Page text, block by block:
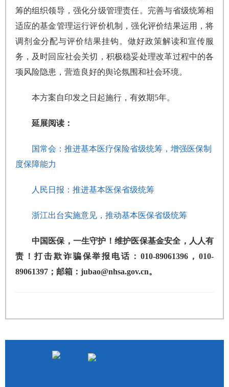
筹的组织领导，强化分级管理责任。完善与省级统筹相
适应的基金管理运行评价机制，强化评价结果运用，将
调剂金分配与评价结果挂钩。做好政策解读和宣传服
务，及时回应社会关切，积极稳妥处理改革过程中的各
项风险隐患，营造良好的舆论氛围和社会环境。
本方案自印发之日起施行，有效期5年。
延展阅读：
国常会：推进基本医疗保险省级统筹，增强医保制
度保障能力
人民日报：推进基本医保省级统筹
浙江出台实施意见，推动基本医保省级统筹
中国医保，一生守护！维护医保基金安全，人人有
责！打击欺诈骗保举报电话：010-89061396，010-
89061397；邮箱：jubao@nhsa.gov.cn。